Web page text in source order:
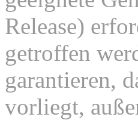
Release)
getroffen
garantieren,
vorliegt,